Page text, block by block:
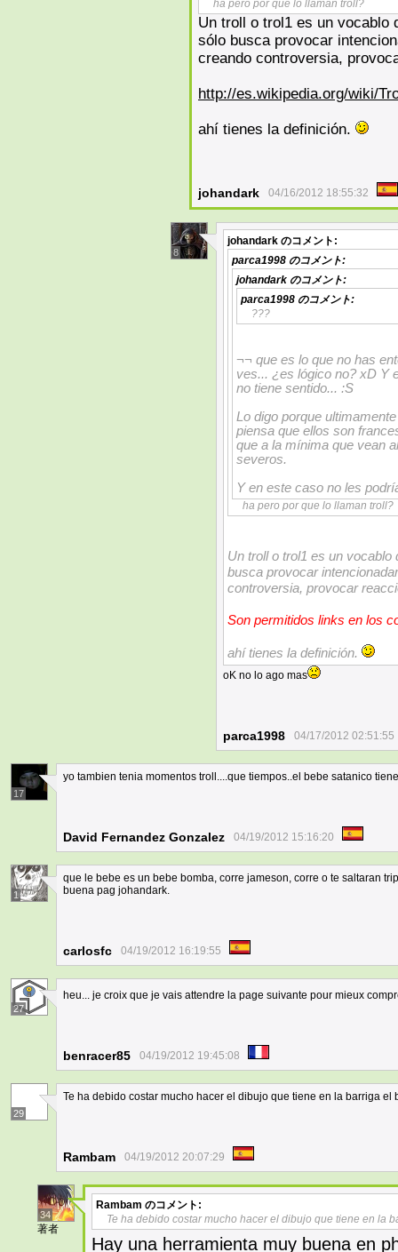
ha pero por que lo llaman troll?
Un troll o trol1 es un vocablo
sólo busca provocar
creando controversia,
http://es.wikipedia.org/wiki/
ahí tienes la definición.
johandark 04/16/2012 18:55:32
8
johandark のコメント:
parca1998 のコメント:
johandark のコメント:
parca1998 のコメント:
???
¬¬ que es lo que no has
ves... ¿es lógico no? xD Y
no tiene sentido... :S
Lo digo porque
piensa que ellos son
que a la mínima que vean
severos.
Y en este caso no les
ha pero por que lo llaman troll?
Un troll o trol1 es un
busca provocar
controversia, provocar
Son permitidos links en los
ahí tienes la definición.
oK no lo ago mas
parca1998 04/17/2012 02:51:55
17
yo tambien tenia momentos troll....que tiempos..el bebe satanico
David Fernandez Gonzalez 04/19/2012 15:16:20
1
que le bebe es un bebe bomba, corre jameson, corre o te saltaran
buena pag johandark.
carlosfc 04/19/2012 16:19:55
27
heu... je croix que je vais attendre la page suivante pour mieux
benracer85 04/19/2012 19:45:08
29
Te ha debido costar mucho hacer el dibujo que tiene en la barriga
Rambam 04/19/2012 20:07:29
34
著者
Rambam のコメント:
Te ha debido costar mucho hacer el dibujo que tiene en la
Hay una herramienta muy buena en